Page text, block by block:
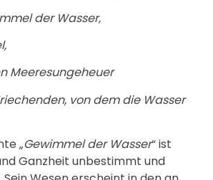
der Wasser,
Meeresungeheuer
von dem die Wasser
„Gewimmel der Wasser“ ist
Ganzheit unbestimmt und